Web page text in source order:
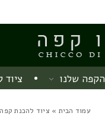
הקפה שלנו
עמוד הבית » ציוד להכנת קפה